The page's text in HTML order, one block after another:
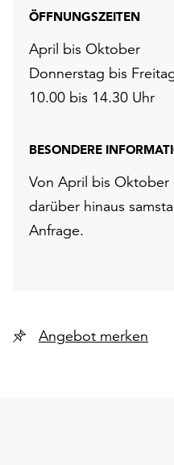
ÖFFNUNGSZEITEN
April bis Oktober
Donnerstag bis
10.00 bis 14.30 Uhr
BESONDERE
Von April bis Oktober
darüber hinaus
Anfrage.
Angebot merken